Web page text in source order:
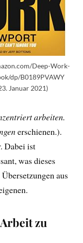
Deep-Work-
dp/B0189PVAWY
Januar 2021)
arbeiten.
erschienen.).
Dabei ist
was dieses
aus
zu